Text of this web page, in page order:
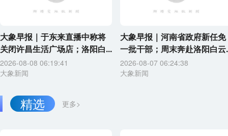
大象早报｜于东来直播中称将
关闭许昌生活广场店；洛阳白...
2026-08-08 06:19:41
大象新闻
大象早报｜河南省政府新任免
一批干部；周末奔赴洛阳白云
2026-08-07 06:24:38
大象新闻
更多>
精选